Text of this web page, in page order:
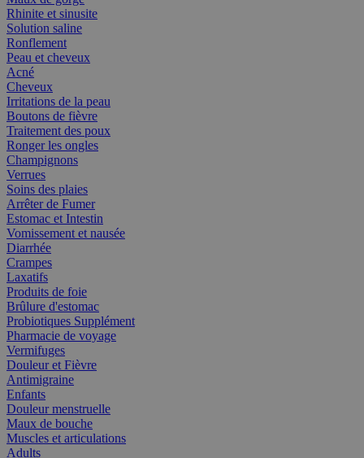
Rhinite et sinusite
Solution saline
Ronflement
Peau et cheveux
Acné
Cheveux
Irritations de la peau
Boutons de fièvre
Traitement des poux
Ronger les ongles
Champignons
Verrues
Soins des plaies
Arrêter de Fumer
Estomac et Intestin
Vomissement et nausée
Diarrhée
Crampes
Laxatifs
Produits de foie
Brûlure d'estomac
Probiotiques Supplément
Pharmacie de voyage
Vermifuges
Douleur et Fièvre
Antimigraine
Enfants
Douleur menstruelle
Maux de bouche
Muscles et articulations
Adults